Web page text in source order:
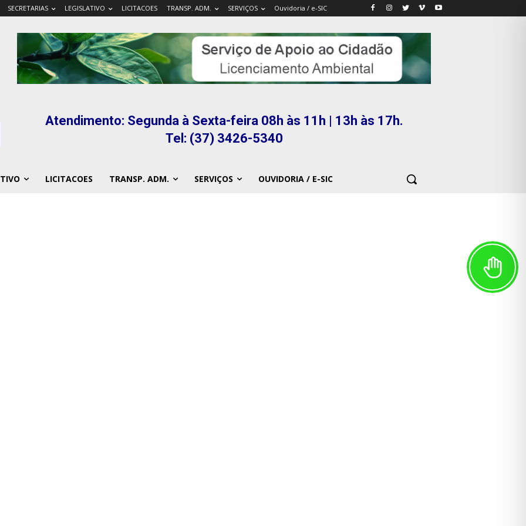
SECRETARIAS LEGISLATIVO LICITACOES TRANSP. ADM. SERVIÇOS Ouvidoria / e-SIC
Atendimento: Segunda à Sexta-feira 08h às 11h | 13h às 17h.
Tel: (37) 3426-5340
LICITACOES TRANSP. ADM. SERVIÇOS OUVIDORIA / E-SIC